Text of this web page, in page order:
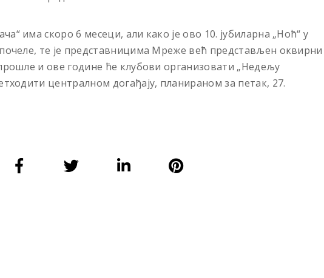
има скоро 6 месеци, али како је ово 10. јубиларна „Ноћ“ у
те је представницима Мреже већ представљен оквирни
и ове године ће клубови организовати „Недељу
централном догађају, планираном за петак, 27.